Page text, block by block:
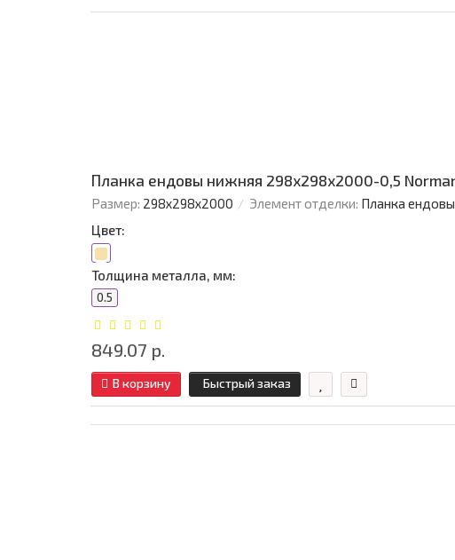
Планка ендовы нижняя 298х298х2000-0,5 Norman
Размер: 298х298х2000 Элемент отделки: Планка
Цвет:
Толщина металла, мм:
0.5
849.07 р.
В корзину Быстрый заказ